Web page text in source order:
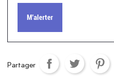
M'alerter
Partager